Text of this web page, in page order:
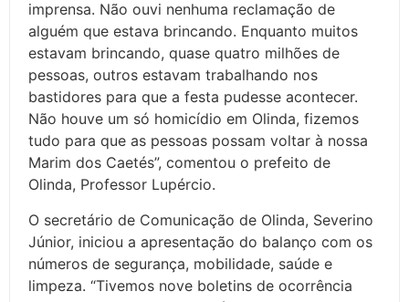
imprensa. Não ouvi nenhuma reclamação de
alguém que estava brincando. Enquanto muitos
estavam brincando, quase quatro milhões de
pessoas, outros estavam trabalhando nos
bastidores para que a festa pudesse acontecer.
Não houve um só homicídio em Olinda, fizemos
tudo para que as pessoas possam voltar à nossa
Marim dos Caetés”, comentou o prefeito de
Olinda, Professor Lupércio.
O secretário de Comunicação de Olinda, Severino
Júnior, iniciou a apresentação do balanço com os
números de segurança, mobilidade, saúde e
limpeza. “Tivemos nove boletins de ocorrência